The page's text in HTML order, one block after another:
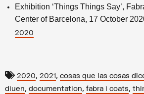
Exhibition ‘Things Things Say’,
Center of Barcelona, 17 October
2020
2020, 2021, cosas que las cosas
diuen, documentation, fabra i coats,